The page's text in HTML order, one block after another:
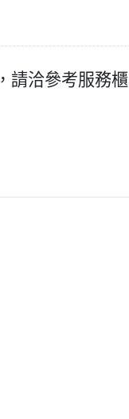
洽參考服務